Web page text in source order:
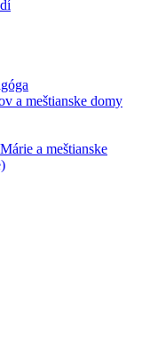
a meštianske domy
a meštianske